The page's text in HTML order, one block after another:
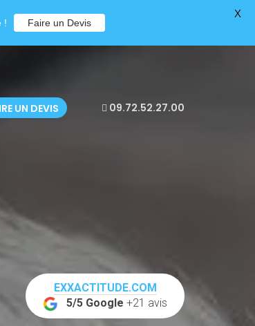
UN DEVIS 09.72.52.27.00
EXXACTITUDE.COM
5/5 Google +21 avis
! Faire un Devis
X